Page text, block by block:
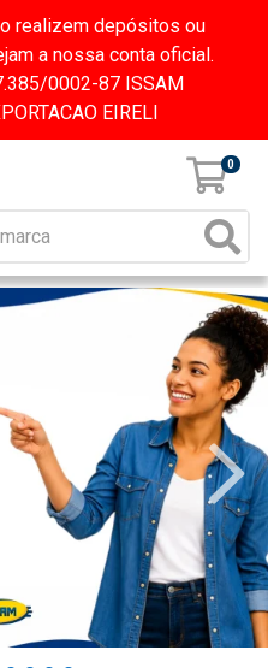
realizem depósitos ou
a nossa conta oficial.
0002-87 ISSAM
EIRELI
0